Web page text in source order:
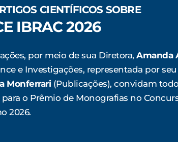
CIENTÍFICOS SOBRE
IBRAC 2026
por meio de sua Diretora, Amanda
e Investigações, representada por
Monferrari(Publicações), convidam
o Prêmio de Monografias no
2026.